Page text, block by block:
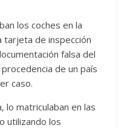
los coches en la
tarjeta de inspección
falsa del
de un país
caso.
lo matriculaban en las
utilizando los